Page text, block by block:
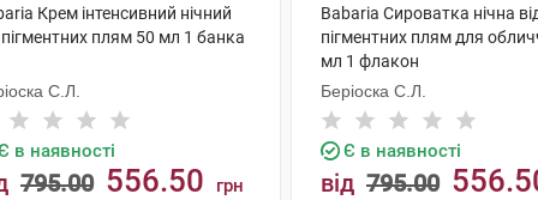
Крем інтенсивний нічний
пігментних плям 50 мл 1 банка
С.Л.
в наявності
795.00 556.50 грн
Babaria Сироватка нічна
пігментних плям для
мл 1 флакон
Беріоска С.Л.
Є в наявності
від 795.00